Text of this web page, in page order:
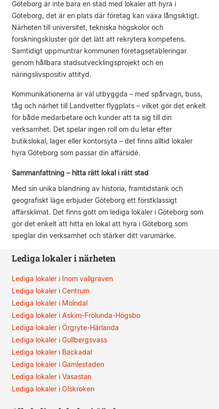
Göteborg är inte bara en stad med lokaler att hyra i
Göteborg, det är en plats där företag kan växa långsiktigt.
Närheten till universitet, tekniska högskolor och
forskningskluster gör det lätt att rekrytera kompetens.
Samtidigt uppmuntrar kommunen företagsetableringar
genom hållbara stadsutvecklingsprojekt och en
näringslivspositiv attityd.
Kommunikationerna är väl utbyggda – med spårvagn, buss,
tåg och närhet till Landvetter flygplats – vilket gör det enkelt
för både medarbetare och kunder att ta sig till din
verksamhet. Det spelar ingen roll om du letar efter
butikslokal, lager eller kontorsyta – det finns alltid lokaler
hyra Göteborg som passar din affärsidé.
Sammanfattning – hitta rätt lokal i rätt stad
Med sin unika blandning av historia, framtidstänk och
geografiskt läge erbjuder Göteborg ett förstklassigt
affärsklimat. Det finns gott om lediga lokaler i Göteborg som
gör det enkelt att hitta en lokal att hyra i Göteborg som
speglar din verksamhet och stärker ditt varumärke.
Lediga lokaler i närheten
Lediga lokaler i Inom vallgraven
Lediga lokaler i Centrum
Lediga lokaler i Mölndal
Lediga lokaler i Askim-Frölunda-Högsbo
Lediga lokaler i Örgryte-Härlanda
Lediga lokaler i Gullbergsvass
Lediga lokaler i Backadal
Lediga lokaler i Gamlestaden
Lediga lokaler i Vasastan
Lediga lokaler i Olskroken